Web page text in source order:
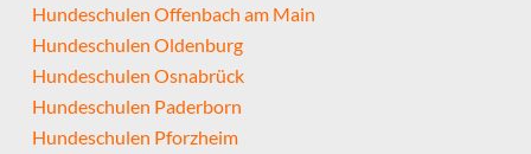
Hundeschulen Offenbach am Main
Hundeschulen Oldenburg
Hundeschulen Osnabrück
Hundeschulen Paderborn
Hundeschulen Pforzheim